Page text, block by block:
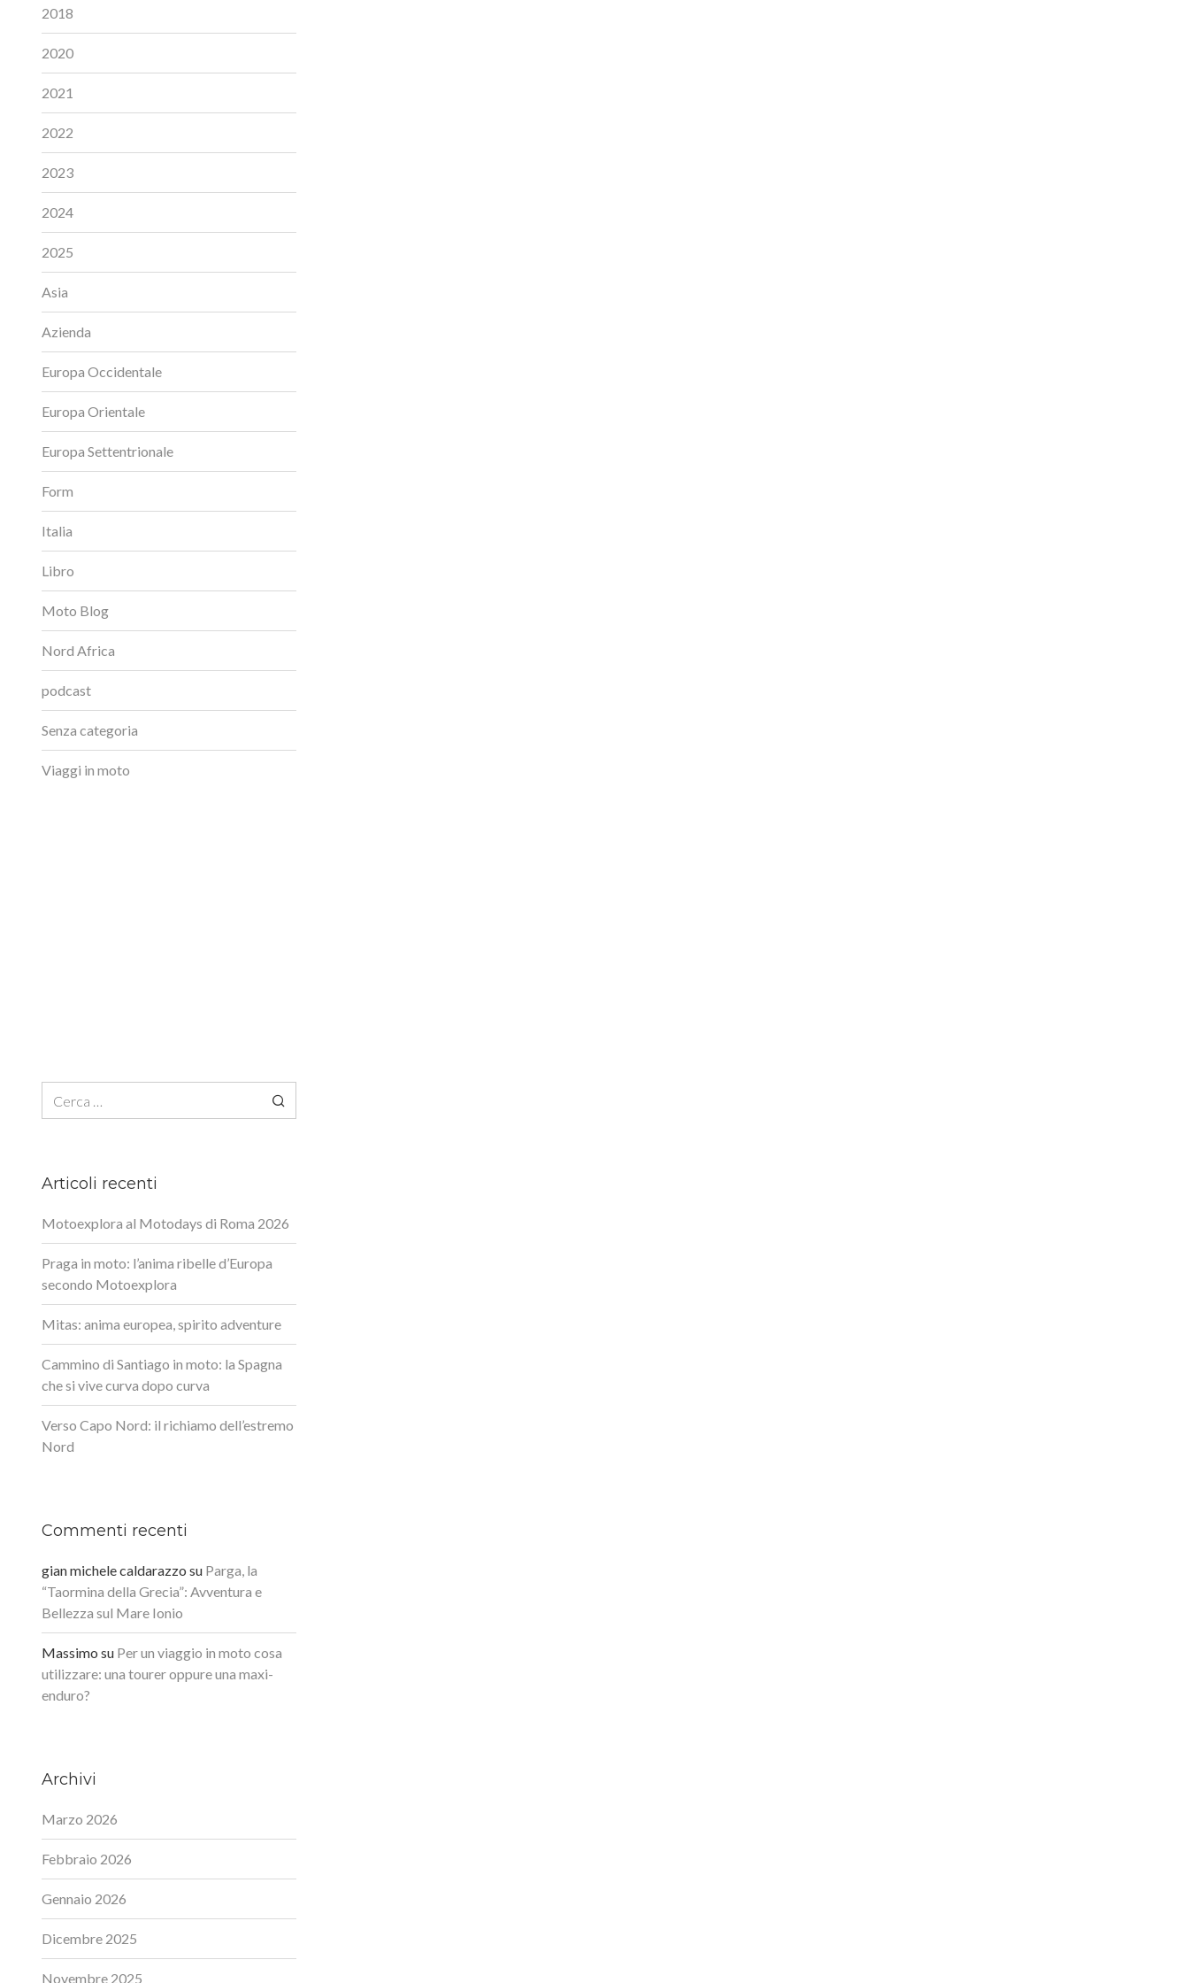
2018
2020
2021
2022
2023
2024
2025
Asia
Azienda
Europa Occidentale
Europa Orientale
Europa Settentrionale
Form
Italia
Libro
Moto Blog
Nord Africa
podcast
Senza categoria
Viaggi in moto
Articoli recenti
Motoexplora al Motodays di Roma 2026
Praga in moto: l’anima ribelle d’Europa
secondo Motoexplora
Mitas: anima europea, spirito adventure
Cammino di Santiago in moto: la Spagna
che si vive curva dopo curva
Verso Capo Nord: il richiamo dell’estremo
Nord
Commenti recenti
gian michele caldarazzo su Parga, la
“Taormina della Grecia”: Avventura e
Bellezza sul Mare Ionio
Massimo su Per un viaggio in moto cosa
utilizzare: una tourer oppure una maxi-
enduro?
Archivi
Marzo 2026
Febbraio 2026
Gennaio 2026
Dicembre 2025
Novembre 2025